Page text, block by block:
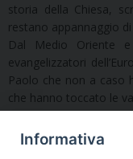
storia della Chiesa,
restano appannaggio
Dal Medio Oriente
evangelizzatori
Paolo che non a caso
che hanno toccato le
Il mondo cristiano
queste sue radici e
numero di arabi
Informativa